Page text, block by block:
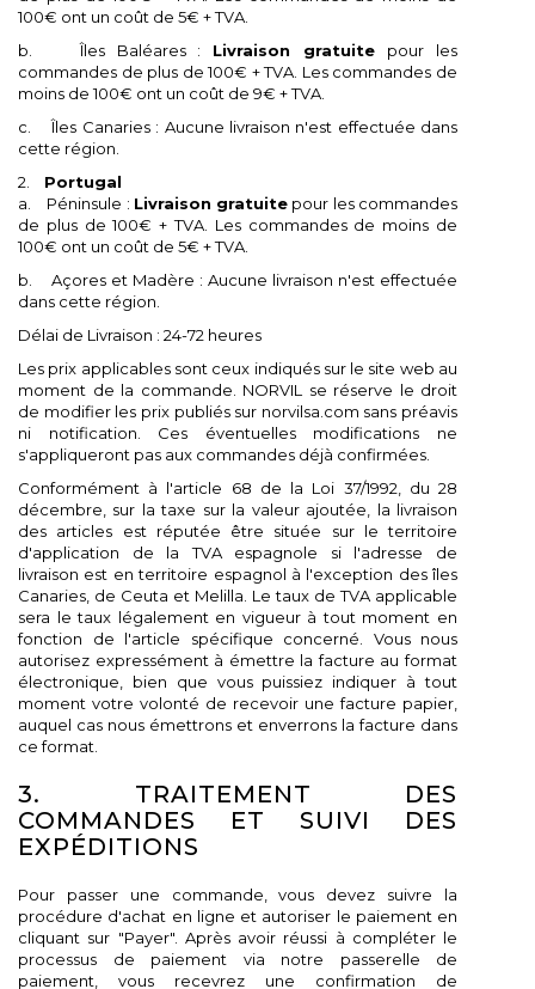
100€ ont un coût de 5€ + TVA.
b. Îles Baléares : Livraison gratuite pour les
commandes de plus de 100€ + TVA. Les commandes de
moins de 100€ ont un coût de 9€ + TVA.
c. Îles Canaries : Aucune livraison n'est effectuée dans
cette région.
2. Portugal
a. Péninsule : Livraison gratuite pour les commandes
de plus de 100€ + TVA. Les commandes de moins de
100€ ont un coût de 5€ + TVA.
b. Açores et Madère : Aucune livraison n'est effectuée
dans cette région.
Délai de Livraison : 24-72 heures
Les prix applicables sont ceux indiqués sur le site web au
moment de la commande. NORVIL se réserve le droit
de modifier les prix publiés sur norvilsa.com sans préavis
ni notification. Ces éventuelles modifications ne
s'appliqueront pas aux commandes déjà confirmées.
Conformément à l'article 68 de la Loi 37/1992, du 28
décembre, sur la taxe sur la valeur ajoutée, la livraison
des articles est réputée être située sur le territoire
d'application de la TVA espagnole si l'adresse de
livraison est en territoire espagnol à l'exception des îles
Canaries, de Ceuta et Melilla. Le taux de TVA applicable
sera le taux légalement en vigueur à tout moment en
fonction de l'article spécifique concerné. Vous nous
autorisez expressément à émettre la facture au format
électronique, bien que vous puissiez indiquer à tout
moment votre volonté de recevoir une facture papier,
auquel cas nous émettrons et enverrons la facture dans
ce format.
3. TRAITEMENT DES
COMMANDES ET SUIVI DES
EXPÉDITIONS
Pour passer une commande, vous devez suivre la
procédure d'achat en ligne et autoriser le paiement en
cliquant sur "Payer". Après avoir réussi à compléter le
processus de paiement via notre passerelle de
paiement, vous recevrez une confirmation de